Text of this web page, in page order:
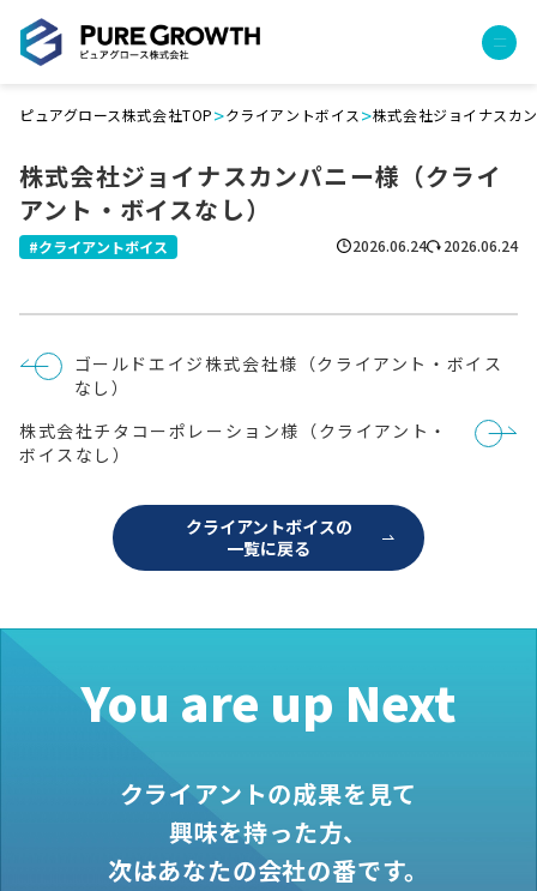
経営コンサルティング
PGハウス（住宅フランチャイズ）
広告運用代行
成功報酬型コストダウン
土地・顧客管理システム
事例
クライアントボイス
お役立ち情報
セミナー
メンバー紹介
お問い合わせ
ピュアグロース株式会社TOP>クライアントボイス >株式会社ジョイナスカ
株式会社ジョイナスカンパニー様（クライ
アント・ボイスなし）
2026.06.24 2026.06.24
クライアントボイス
投
稿
ビ
ゲ
ー
ゴールドエイジ株式会社様（クライアント・ボイス
なし）
株式会社チタコーポレーション様（クライアント・
ボイスなし）
クライアントボイスの
一覧に戻る
You are up Next
クライアントの成果を見て
興味を持った方、
次はあなたの会社の番です。